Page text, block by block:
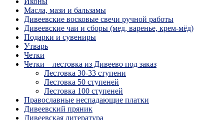
Масла, мази и бальзамы
Дивеевские восковые свечи ручной работы
Дивеевские чаи и сборы (мед, варенье, крем-мёд)
Подарки и сувениры
Утварь
Четки
Четки – лестовка из Дивеево под заказ
Лестовка 30-33 ступени
Лестовка 50 ступеней
Лестовка 100 ступеней
Православные неспадающие платки
Дивеевский пряник
Дивеевская литература